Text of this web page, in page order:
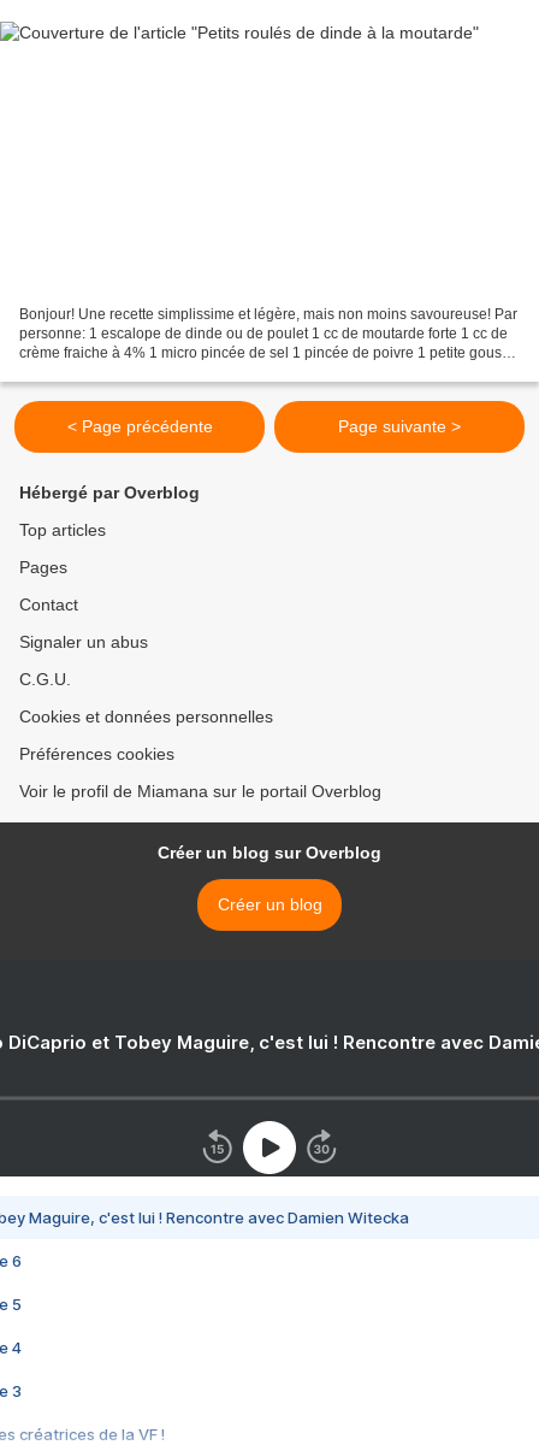
Bonjour! Une recette simplissime et légère, mais non moins savoureuse! Par
personne: 1 escalope de dinde ou de poulet 1 cc de moutarde forte 1 cc de
crème fraiche à 4% 1 micro pincée de sel 1 pincée de poivre 1 petite gousse
< Page précédente Page suivante >
Hébergé par Overblog
Top articles
Pages
Contact
Signaler un abus
C.G.U.
Cookies et données personnelles
Préférences cookies
Voir le profil de Miamana sur le portail Overblog
Créer un blog sur Overblog
Créer un blog
DiCaprio et Tobey Maguire, c'est lui ! Rencontre avec
Maguire, c'est lui ! Rencontre avec Damien Witecka
6
5
4
3
créatrices de la VF !